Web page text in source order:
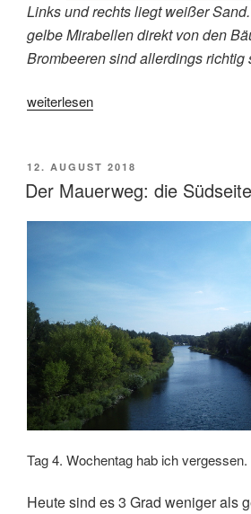
Links und rechts liegt weißer
gelbe Mirabellen direkt von den
Brombeeren sind allerdings richtig
„Der
Stadtroute“
weiterlesen
VERÖFFENTLICHT
AM
12. AUGUST 2018
Der Mauerweg: die Südseite
Tag 4. Wochentag hab ich vergessen.
Heute sind es 3 Grad weniger als